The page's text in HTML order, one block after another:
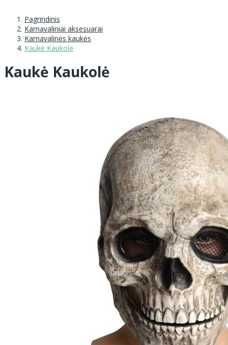
Pagrindinis
Karnavaliniai aksesuarai
Karnavalinės kaukės
Kaukė Kaukolė
Kaukė Kaukolė